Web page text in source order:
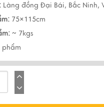
Làng đồng Đại Bái, Bắc Ninh,
75×115cm
~ 7kgs
phẩm